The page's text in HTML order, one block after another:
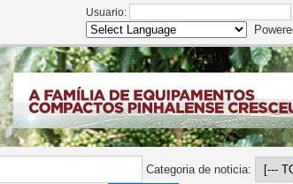
Usuario:
Categoria de noticia: